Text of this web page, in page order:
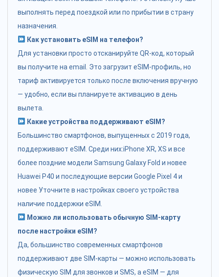
выполнять перед поездкой или по прибытии в страну
назначения.
Как установить eSIM на телефон?
Для установки просто отсканируйте QR-код, который
вы получите на email. Это загрузит eSIM-профиль, но
тариф активируется только после включения вручную
— удобно, если вы планируете активацию в день
вылета.
Какие устройства поддерживают eSIM?
Большинство смартфонов, выпущенных с 2019 года,
поддерживают eSIM. Среди них:iPhone XR, XS и все
более поздние модели Samsung Galaxy Fold и новее
Huawei P40 и последующие версии Google Pixel 4 и
новее Уточните в настройках своего устройства
наличие поддержки eSIM.
Можно ли использовать обычную SIM-карту
после настройки eSIM?
Да, большинство современных смартфонов
поддерживают две SIM-карты — можно использовать
физическую SIM для звонков и SMS, а eSIM — для